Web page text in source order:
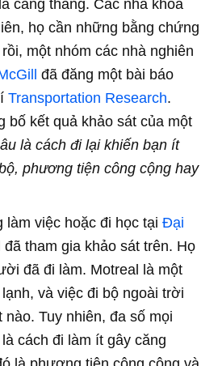
căng thẳng. Các nhà khoa
họ cần những bằng chứng
một nhóm các nhà nghiên
đã đăng một bài báo
Transportation Research.
bố kết quả khảo sát của một
là cách đi lại khiến bạn ít
phương tiện công cộng hay
việc hoặc đi học tại Đại
đã tham gia khảo sát trên. Họ
đã đi làm. Motreal là một
và việc đi bộ ngoài trời
nào. Tuy nhiên, đa số mọi
cách đi làm ít gây căng